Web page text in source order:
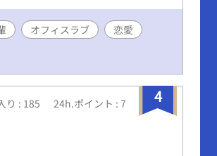
オフィスラブ
恋愛
4
り : 185 24h.ポイント : 7